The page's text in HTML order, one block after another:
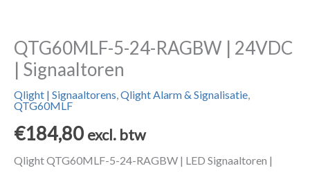
QTG60MLF-5-24-RAGBW | 24VDC
| Signaaltoren
Qlight | Signaaltorens,Qlight Alarm & Signalisatie,
QTG60MLF
€184,80 excl. btw
Qlight QTG60MLF-5-24-RAGBW | LED Signaaltoren |